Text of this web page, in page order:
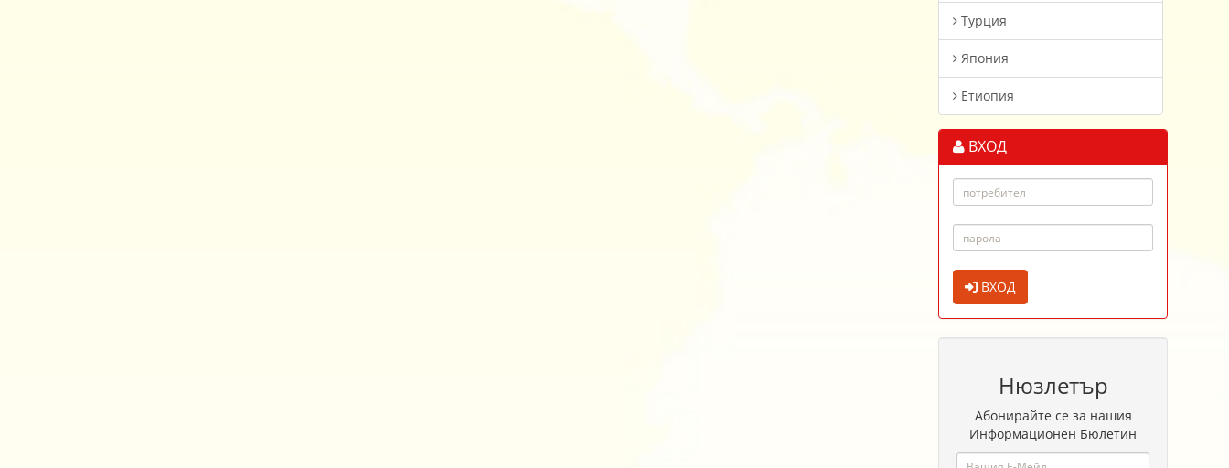
Турция
Япония
Етиопия
ВХОД
ВХОД
Нюзлетър
Абонирайте се за нашия
Информационен Бюлетин